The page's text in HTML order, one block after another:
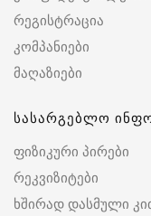
რეგისტრაცია
კომპანიები
მაღაზიები
სასარგებლო
ფიზიკური პირები
რეკვიზიტები
ხშირად დასმული